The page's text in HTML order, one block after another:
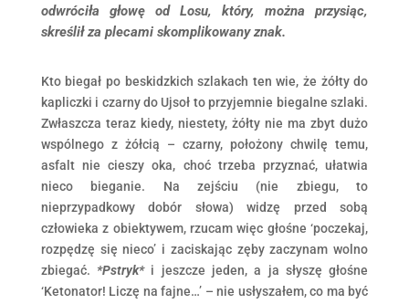
odwróciła głowę od Losu, który, można przysiąc,
skreślił za plecami skomplikowany znak.
Kto biegał po beskidzkich szlakach ten wie, że żółty do
kapliczki i czarny do Ujsoł to przyjemnie biegalne szlaki.
Zwłaszcza teraz kiedy, niestety, żółty nie ma zbyt dużo
wspólnego z żółcią – czarny, położony chwilę temu,
asfalt nie cieszy oka, choć trzeba przyznać, ułatwia
nieco bieganie. Na zejściu (nie zbiegu, to
nieprzypadkowy dobór słowa) widzę przed sobą
człowieka z obiektywem, rzucam więc głośne ‘poczekaj,
rozpędzę się nieco’ i zaciskając zęby zaczynam wolno
zbiegać. *Pstryk*i jeszcze jeden, a ja słyszę głośne
‘Ketonator! Liczę na fajne…’ – nie usłyszałem, co ma być